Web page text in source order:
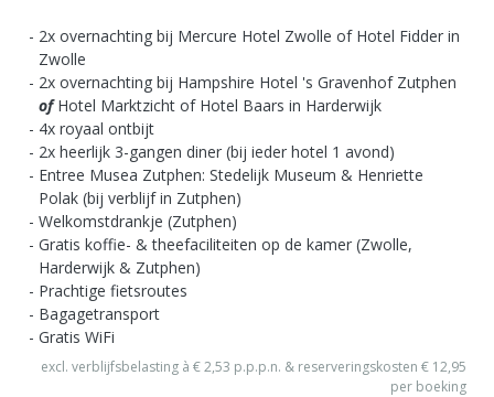
2x overnachting bij Mercure Hotel Zwolle of Hotel Fidder in
Zwolle
2x overnachting bij Hampshire Hotel 's Gravenhof Zutphen
ofHotel Marktzicht of Hotel Baars in Harderwijk
4x royaal ontbijt
2x heerlijk 3-gangen diner (bij ieder hotel 1 avond)
Entree Musea Zutphen: Stedelijk Museum & Henriette
Polak (bij verblijf in Zutphen)
Welkomstdrankje (Zutphen)
Gratis koffie- & theefaciliteiten op de kamer (Zwolle,
Harderwijk & Zutphen)
Prachtige fietsroutes
Bagagetransport
Gratis WiFi
excl. verblijfsbelasting à € 2,53 p.p.p.n. & reserveringskosten € 12,95
per boeking